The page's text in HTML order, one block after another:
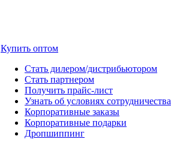
Купить оптом
Стать дилером/дистрибьютором
Стать партнером
Получить прайс-лист
Узнать об условиях сотрудничества
Корпоративные заказы
Корпоративные подарки
Дропшиппинг